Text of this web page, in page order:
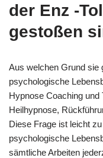
der Enz -
gestoßen
Aus welchen Grund sie
psychologische
Hypnose Coaching und
Heilhypnose,
Diese Frage ist leicht
psychologische
sämtliche Arbeiten